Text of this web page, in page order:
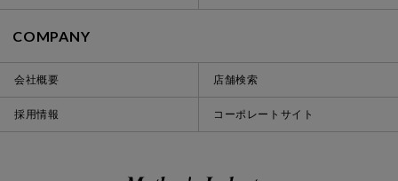
COMPANY
会社概要 店舗検索
採用情報 コーポレートサイト